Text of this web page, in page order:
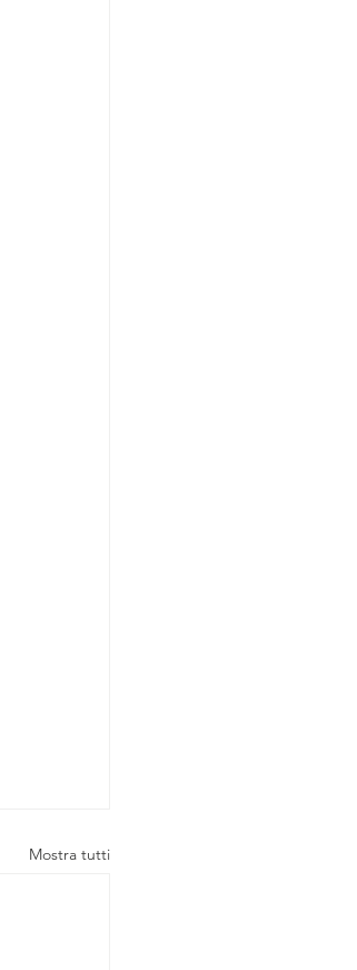
Mostra tutti